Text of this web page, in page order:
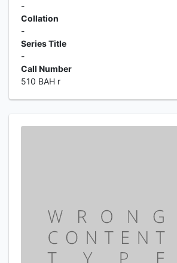
-
Collation
-
Series Title
-
Call Number
510 BAH r